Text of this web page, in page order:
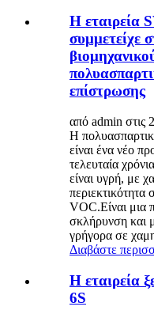
Η εταιρεία
συμμετείχε
επίστρωσης
από admin στις
Η
είναι ένα νέο
τελευταία
είναι υγρή, με
VOC.Είναι μια
σκλήρυνση και
γρήγορα σε
Διαβάστε
Η εταιρεία
6S